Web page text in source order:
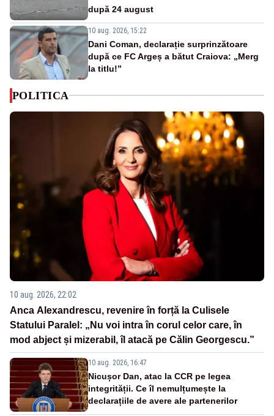
după 24 august
10 aug. 2026, 15:22
Dani Coman, declarație surprinzătoare
după ce FC Argeș a bătut Craiova: „Merg
la titlu!”
POLITICA
10 aug. 2026, 22:02
Anca Alexandrescu, revenire în forță la Culisele
Statului Paralel: „Nu voi intra în corul celor care, în
mod abject și mizerabil, îl atacă pe Călin Georgescu.”
10 aug. 2026, 16:47
Nicușor Dan, atac la CCR pe legea
integrității. Ce îl nemulțumește la
declarațiile de avere ale partenerilor